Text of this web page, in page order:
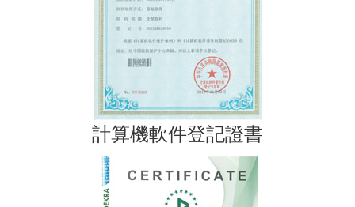
計算機軟件登記證書